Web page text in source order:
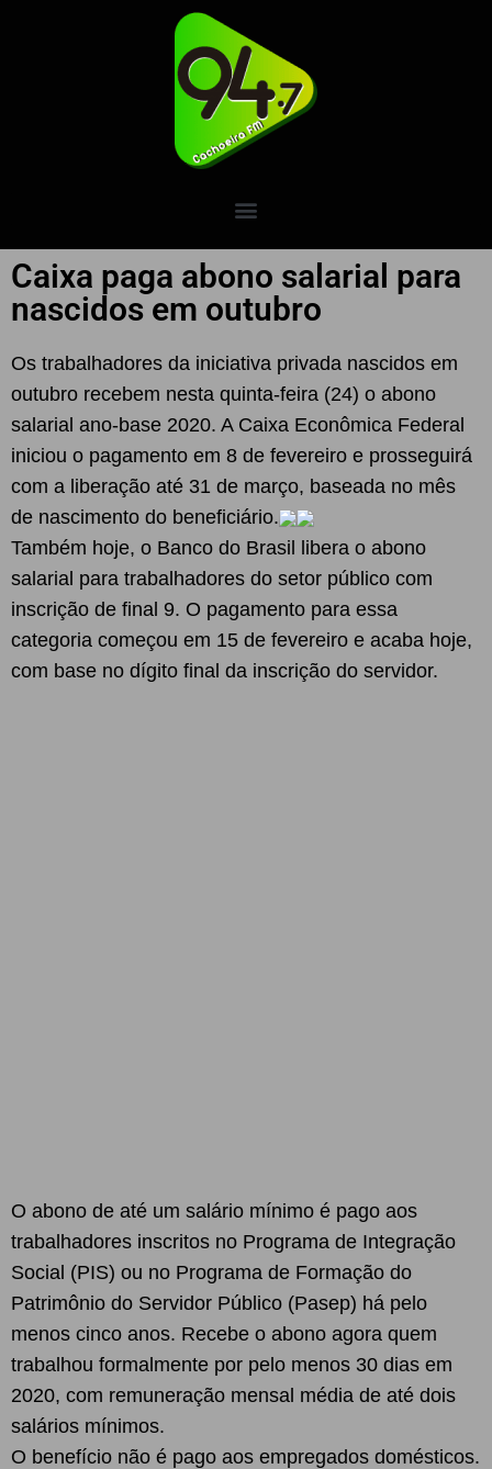
Caixa paga abono salarial para
nascidos em outubro
Os trabalhadores da iniciativa privada nascidos em
outubro recebem nesta quinta-feira (24) o abono
salarial ano-base 2020. A Caixa Econômica Federal
iniciou o pagamento em 8 de fevereiro e prosseguirá
com a liberação até 31 de março, baseada no mês
de nascimento do beneficiário.
Também hoje, o Banco do Brasil libera o abono
salarial para trabalhadores do setor público com
inscrição de final 9. O pagamento para essa
categoria começou em 15 de fevereiro e acaba hoje,
com base no dígito final da inscrição do servidor.
O abono de até um salário mínimo é pago aos
trabalhadores inscritos no Programa de Integração
Social (PIS) ou no Programa de Formação do
Patrimônio do Servidor Público (Pasep) há pelo
menos cinco anos. Recebe o abono agora quem
trabalhou formalmente por pelo menos 30 dias em
2020, com remuneração mensal média de até dois
salários mínimos.
O benefício não é pago aos empregados domésticos.